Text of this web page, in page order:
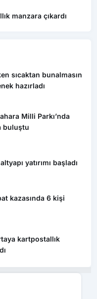
manzara çıkardı
sıcaktan bunalmasın
hazırladı
Milli Parkı’nda
buluştu
yatırımı başladı
kazasında 6 kişi
kartpostallık